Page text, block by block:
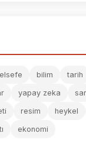
bilim tarih
yapay zeka
resim heykel
ekonomi